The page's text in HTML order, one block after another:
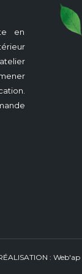
en
: Web'ap